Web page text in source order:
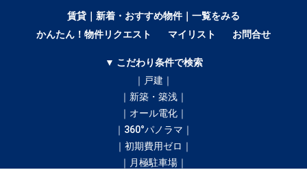
賃貸｜新着・おすすめ物件｜一覧をみる
かんたん！物件リクエスト
マイリスト お問合せ
▼ こだわり条件で検索
｜戸建｜
｜新築・築浅｜
｜オール電化｜
｜360°パノラマ｜
｜初期費用ゼロ｜
｜月極駐車場｜